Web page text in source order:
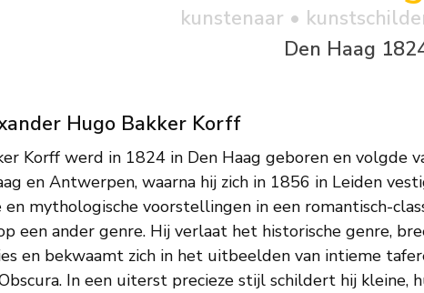
kunstenaar •
Den Haag
Hugo Bakker Korff
Korff werd in 1824 in Den Haag geboren en volgde
en Antwerpen, waarna hij zich in 1856 in Leiden
mythologische voorstellingen in een romantisch-
een ander genre. Hij verlaat het historische genre,
en bekwaamt zich in het uitbeelden van intieme
In een uiterst precieze stijl schildert hij kleine,